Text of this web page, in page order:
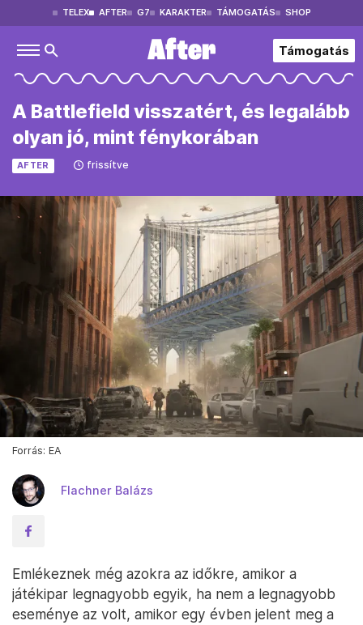
TELEX AFTER G7 KARAKTER TÁMOGATÁS SHOP
Támogatás
A Battlefield visszatért, és legalább
olyan jó, mint fénykorában
AFTER frissítve
Forrás: EA
Flachner Balázs
Emlékeznek még azokra az időkre, amikor a
játékipar legnagyobb egyik, ha nem a legnagyobb
eseménye az volt, amikor egy évben jelent meg a